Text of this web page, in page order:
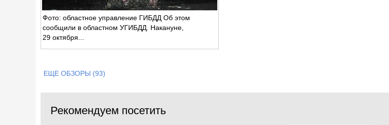
Фото: областное управление ГИБДД Об этом
сообщили в областном УГИБДД. Накануне,
29 октября...
ЕЩЕ ОБЗОРЫ (93)
Рекомендуем посетить